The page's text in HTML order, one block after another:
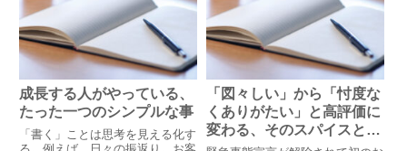
成長する人がやっている、
たった一つのシンプルな事
「書く」ことは思考を見える化す
「図々しい」から「忖度な
くありがたい」と高評価に
変わる、そのスパイスとな